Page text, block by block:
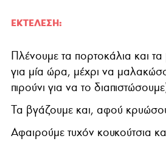
ΕΚΤΈΛΕΣΗ:
Πλένουμε τα πορτοκάλια και
για μία ώρα, μέχρι να
πιρούνι για να το
Τα βγάζουμε και, αφού
Αφαιρούμε τυχόν κουκούτσια